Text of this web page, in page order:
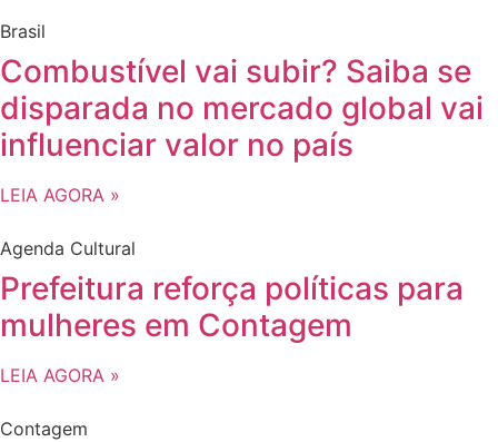
Brasil
Combustível vai subir? Saiba se
disparada no mercado global vai
influenciar valor no país
LEIA AGORA »
Agenda Cultural
Prefeitura reforça políticas para
mulheres em Contagem
LEIA AGORA »
Contagem